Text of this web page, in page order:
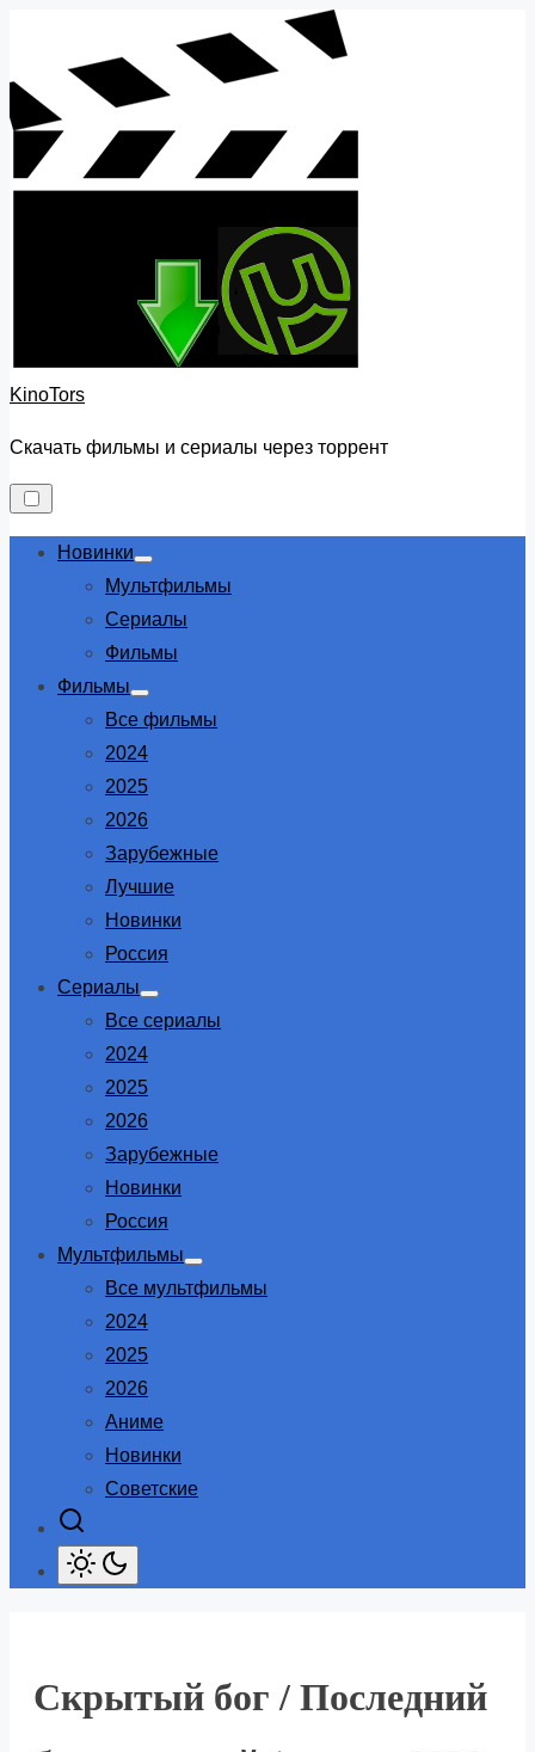
content
KinoTors
Скачать фильмы и сериалы через торрент
Новинки
Show
sub
Мультфильмы
Сериалы
Фильмы
Фильмы
Show
sub
Все фильмы
2024
2025
2026
Зарубежные
Лучшие
Новинки
Россия
Сериалы
Show
sub
Все сериалы
2024
2025
2026
Зарубежные
Новинки
Россия
Мультфильмы
Show
sub
Все мультфильмы
2024
2025
2026
Аниме
Новинки
Советские
Скрытый бог / Последний